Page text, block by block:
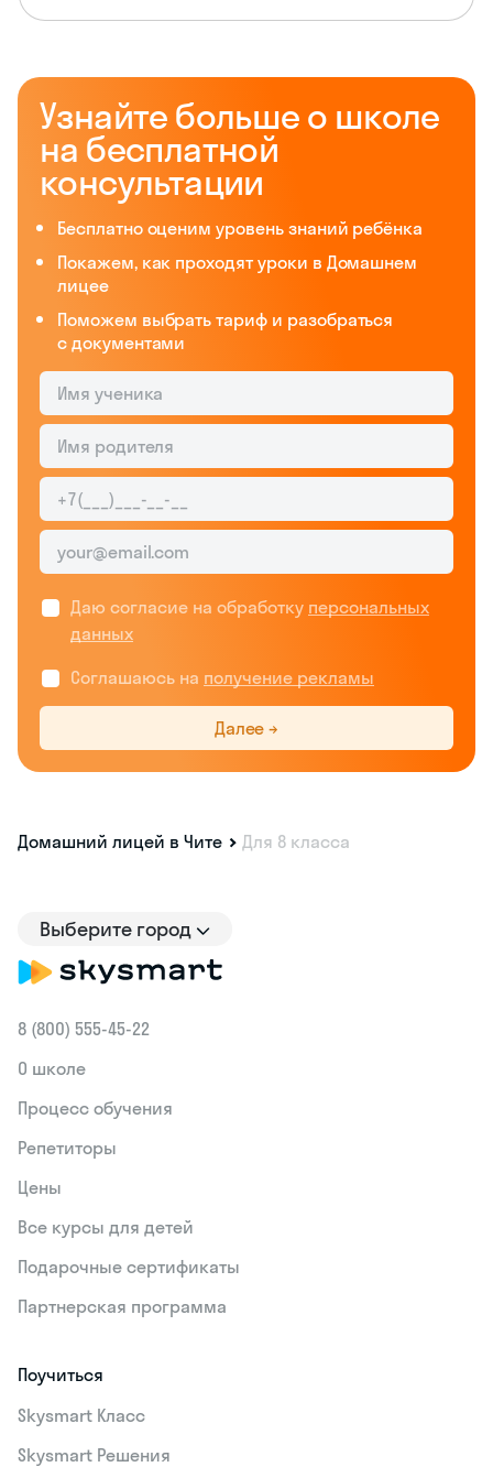
Узнайте больше о школе
на бесплатной
консультации
Бесплатно оценим уровень знаний ребёнка
Покажем, как проходят уроки в Домашнем
лицее
Поможем выбрать тариф и разобраться
с документами
Даю согласие на обработку персональных
данных
Соглашаюсь на получение рекламы
Далее →
Домашний лицей в Чите Для 8 класса
Выберите город
8 (800) 555‑45-22
О школе
Процесс обучения
Репетиторы
Цены
Все курсы для детей
Подарочные сертификаты
Партнерская программа
Поучиться
Skysmart Класс
Skysmart Решения